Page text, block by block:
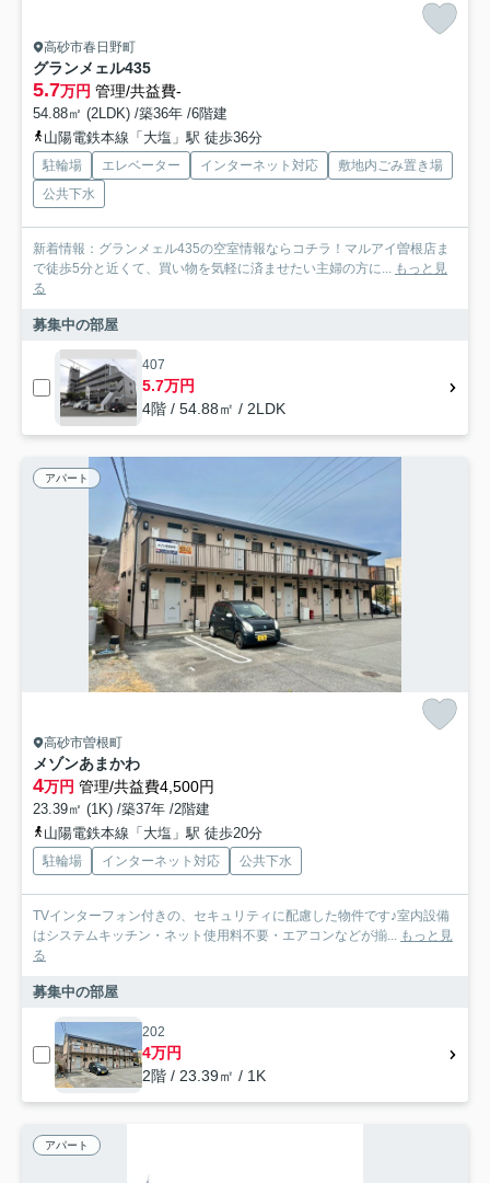
高砂市春日野町
グランメェル435
5.7万円 管理/共益費-
54.88㎡ (2LDK) /築36年 /6階建
山陽電鉄本線「大塩」駅 徒歩36分
駐輪場 エレベーター インターネット対応
敷地内ごみ置き場
公共下水
新着情報：グランメェル435の空室情報ならコチラ！マルアイ曽根店ま
で徒歩5分と近くて、買い物を気軽に済ませたい主婦の方に... もっと見
る
募集中の部屋
407
5.7万円
4階 / 54.88㎡ / 2LDK
アパート
高砂市曽根町
メゾンあまかわ
4万円 管理/共益費4,500円
23.39㎡ (1K) /築37年 /2階建
山陽電鉄本線「大塩」駅 徒歩20分
駐輪場 インターネット対応 公共下水
TVインターフォン付きの、セキュリティに配慮した物件です♪室内設備
はシステムキッチン・ネット使用料不要・エアコンなどが揃... もっと見
る
募集中の部屋
202
4万円
2階 / 23.39㎡ / 1K
アパート